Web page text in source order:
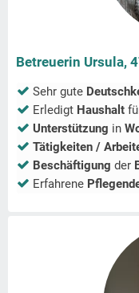
Betreuerin Ursula,
Sehr gute
Erledigt Haushalt
Unterstützung in
Tätigkeiten /
Beschäftigung der
Erfahrene